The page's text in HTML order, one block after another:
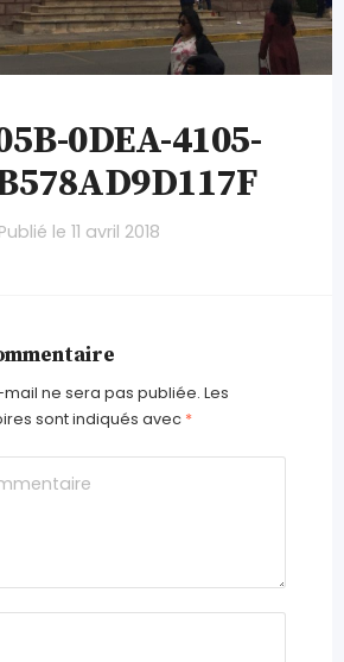
0DEA-4105-
Publié le 11 avril 2018
ne sera pas publiée. Les
sont indiqués avec *